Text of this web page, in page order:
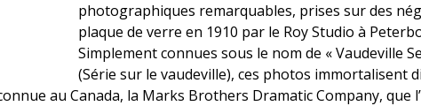
photographiques remarquables, prises sur des
plaque de verre en 1910 par le Roy Studio à
Simplement connues sous le nom de « Vaudeville
(Série sur le vaudeville), ces photos immortalisent
au Canada, la Marks Brothers Dramatic Company, que